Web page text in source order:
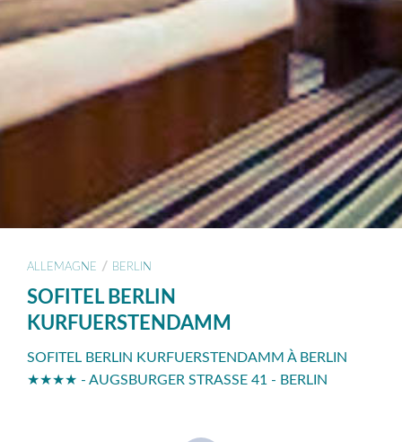
ALLEMAGNE / BERLIN
SOFITEL BERLIN
KURFUERSTENDAMM
SOFITEL BERLIN KURFUERSTENDAMM À BERLIN
★★★★ - AUGSBURGER STRASSE 41 - BERLIN